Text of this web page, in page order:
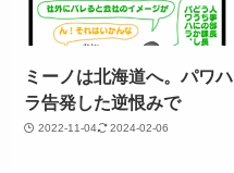
ミーノは北海道へ。パワハ
ラ告発した逆恨みで
2022-11-04 2024-02-06